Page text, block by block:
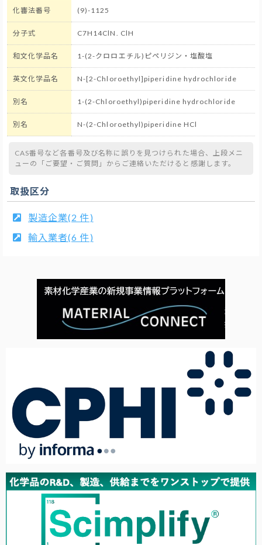
化審法番号 (9)-1125
分子式 C7H14ClN. ClH
和文化学品名 1-(2-クロロエチル)ピペリジン・塩酸塩
英文化学品名 N-[2-Chloroethyl]piperidine hydrochloride
別名 1-(2-Chloroethyl)piperidine hydrochloride
別名 N-(2-Chloroethyl)piperidine HCl
CAS番号など各番号及び名称に誤りを見つけられた場合、上段メニ
ューの「ご要望・ご質問」からご連絡いただけると感謝します。
取扱区分
製造企業(2 件)
輸入業者(6 件)